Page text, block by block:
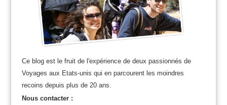
Ce blog est le fruit de l'expérience de deux passionnés de
Voyages aux Etats-unis qui en parcourent les moindres
recoins depuis plus de 20 ans.
Nous contacter :